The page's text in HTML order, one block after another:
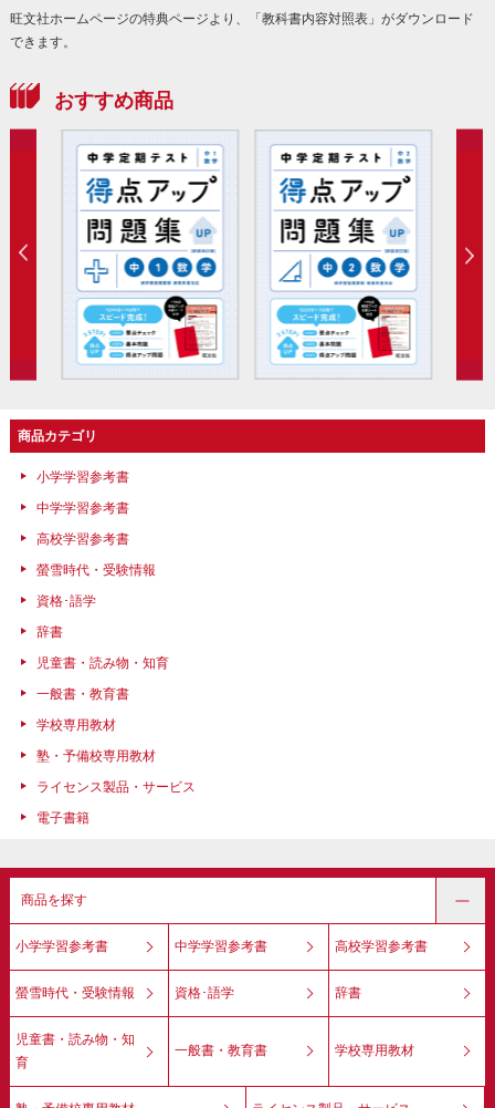
旺文社ホームページの特典ページより、「教科書内容対照表」がダウンロード
できます。
おすすめ商品
商品カテゴリ
小学学習参考書
中学学習参考書
高校学習参考書
螢雪時代・受験情報
資格･語学
辞書
児童書・読み物・知育
一般書・教育書
学校専用教材
塾・予備校専用教材
ライセンス製品・サービス
電子書籍
商品を探す
小学学習参考書 中学学習参考書 高校学習参考書
螢雪時代・受験情報 資格･語学 辞書
児童書・読み物・知
育
一般書・教育書 学校専用教材